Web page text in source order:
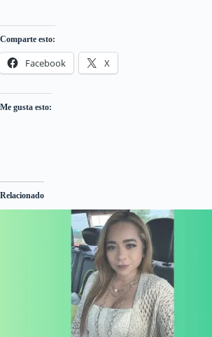
Comparte esto:
Facebook X
Me gusta esto:
Relacionado